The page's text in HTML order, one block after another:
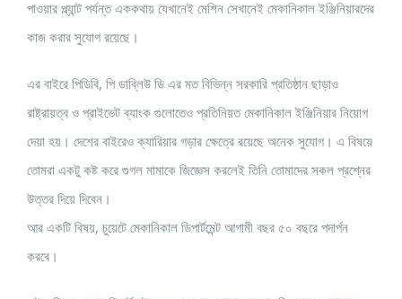
পাওয়ার প্ল্যান্ট পর্যন্ত এককথায় যেখানেই মেশিন সেখানেই মেকানিকাল ইঞ্জিনিয়ারদের
কাজ করার সুযোগ রয়েছে।
এর বাইরে পিডিবি, পি ডাব্লিউ ডি এর মত বিভিন্ন সরকারি প্রতিষ্ঠান ছাড়াও
রাষ্ট্রায়ত্ব ও প্রাইভেট ব্যাংক গুলোতেও প্রতিনিয়ত মেকানিকাল ইঞ্জিনিয়ার নিয়োগ
দেয়া হয়। দেশের বাইরেও ক্যারিয়ার গড়ার ক্ষেত্রে রয়েছে অনেক সুযোগ। এ বিষয়ে
তোমরা একটু কষ্ট করে গুগল মামাকে জিজ্ঞেস করলেই তিনি তোমাদের সকল প্রশ্নের
উত্তর দিয়ে দিবেন।
আর একটি বিষয়, চুয়েটে মেকানিকাল ডিপার্টমেন্ট আগামী বছর ৫০ বছরে পদার্পন
করবে।